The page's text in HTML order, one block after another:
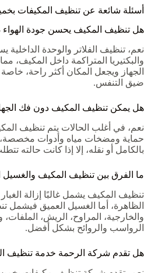
أسئلة شائعة عن تنظيف المكيفات
هل تنظيف المكيف يحسن جودة الهواء
نعم، تنظيف الفلاتر والوحدة الداخلية
والبكتيريا المتراكمة داخل المكيف،
الجهاز ويجعل المكان أكثر راحة،
ضيق التنفس.
هل يمكن تنظيف المكيف دون فك
نعم، في أغلب الحالات يتم تنظيف
حماية ومضخات مياه وأدوات مخصصة،
بالكامل أو نقله، إلا إذا كانت حالته
ما الفرق بين تنظيف المكيف والغسيل
تنظيف المكيف يشمل غالبًا إزالة الغبار
الظاهرة، أما الغسيل العميق فيشمل
والخارجية، المراوح، الريش،
الرواسب والروائح بشكل أفضل.
هل تقدم شركة الرحمة خدمة تنظيف